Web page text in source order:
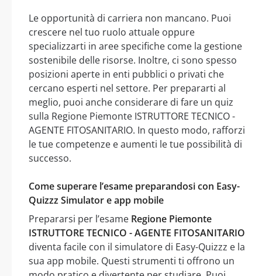
Le opportunità di carriera non mancano. Puoi
crescere nel tuo ruolo attuale oppure
specializzarti in aree specifiche come la gestione
sostenibile delle risorse. Inoltre, ci sono spesso
posizioni aperte in enti pubblici o privati che
cercano esperti nel settore. Per prepararti al
meglio, puoi anche considerare di fare un quiz
sulla Regione Piemonte ISTRUTTORE TECNICO -
AGENTE FITOSANITARIO. In questo modo, rafforzi
le tue competenze e aumenti le tue possibilità di
successo.
Come superare l’esame preparandosi con Easy-
Quizzz Simulator e app mobile
Prepararsi per l’esame Regione Piemonte
ISTRUTTORE TECNICO - AGENTE FITOSANITARIO
diventa facile con il simulatore di Easy-Quizzz e la
sua app mobile. Questi strumenti ti offrono un